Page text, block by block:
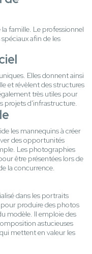
famille. Le professionnel
afin de les
Elles donnent ainsi
et révèlent des structures
très utiles pour
projets d'infrastructure.
les mannequins à créer
des opportunités
Les photographies
être présentées lors de
la concurrence.
dans les portraits
produire des photos
modèle. Il emploie des
astucieuses
mettent en valeur les